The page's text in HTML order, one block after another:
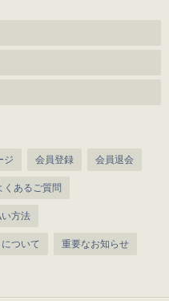
ジ 会員登録 会員退会
くあるご質問
方法
ついて 重要なお知らせ